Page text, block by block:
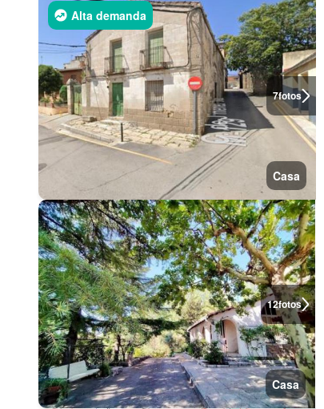
7fotos
Alta demanda
Casa
12fotos
Casa